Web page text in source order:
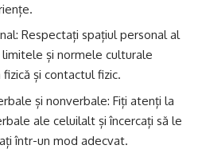
Respectați spațiul personal al
și normele culturale
și contactul fizic.
și nonverbale: Fiți atenți la
ale celuilalt și încercați să le
într-un mod adecvat.